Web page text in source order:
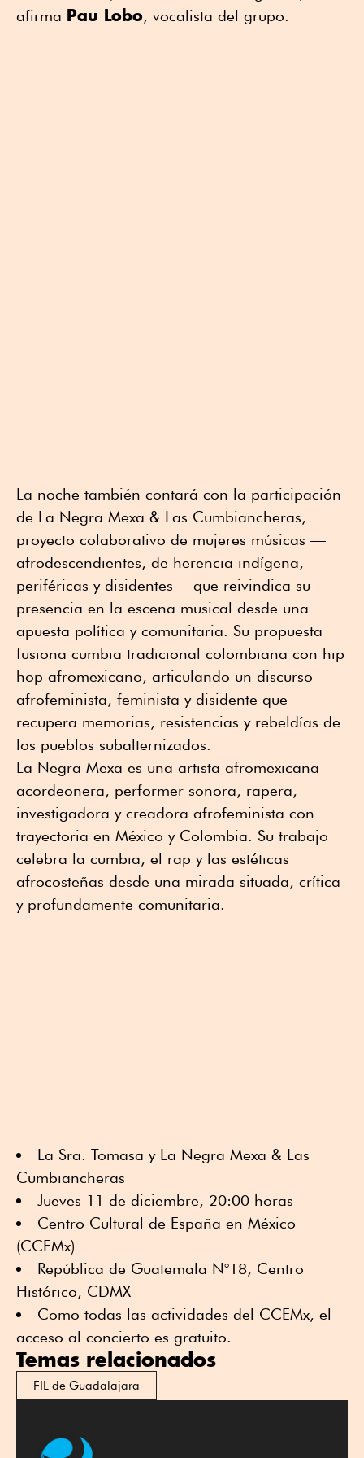
afirma Pau Lobo, vocalista del grupo.
La noche también contará con la participación
de La Negra Mexa & Las Cumbiancheras,
proyecto colaborativo de mujeres músicas —
afrodescendientes, de herencia indígena,
periféricas y disidentes— que reivindica su
presencia en la escena musical desde una
apuesta política y comunitaria. Su propuesta
fusiona cumbia tradicional colombiana con hip
hop afromexicano, articulando un discurso
afrofeminista, feminista y disidente que
recupera memorias, resistencias y rebeldías de
los pueblos subalternizados.
La Negra Mexa es una artista afromexicana
acordeonera, performer sonora, rapera,
investigadora y creadora afrofeminista con
trayectoria en México y Colombia. Su trabajo
celebra la cumbia, el rap y las estéticas
afrocosteñas desde una mirada situada, crítica
y profundamente comunitaria.
La Sra. Tomasa y La Negra Mexa & Las
Cumbiancheras
Jueves 11 de diciembre, 20:00 horas
Centro Cultural de España en México
(CCEMx)
República de Guatemala N°18, Centro
Histórico, CDMX
Como todas las actividades del CCEMx, el
acceso al concierto es gratuito.
Temas relacionados
FIL de Guadalajara